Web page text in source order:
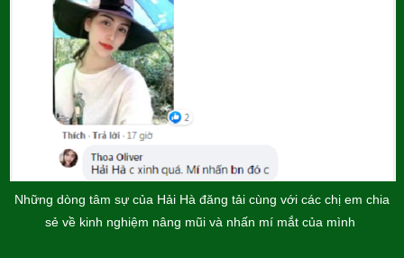
Những dòng tâm sự của Hải Hà đăng tải cùng với các chị em chia
sẻ về kinh nghiệm nâng mũi và nhấn mí mắt của mình